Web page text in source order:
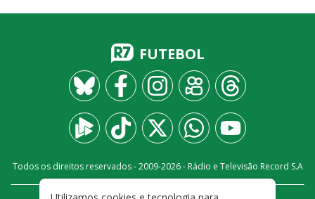
FUTEBOL
Todos os direitos reservados - 2009-2026- Rádio e Televisão Record S.A